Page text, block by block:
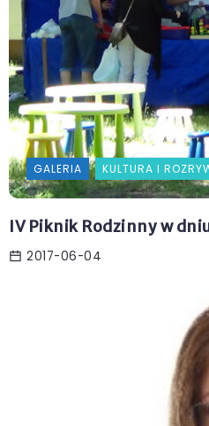
GALERIA KULTURA I
IV Piknik Rodzinny w
2017-06-04